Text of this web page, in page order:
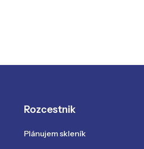
Rozcestnik
Plánujem skleník